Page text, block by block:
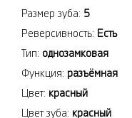
Размер зуба: 5
Реверсивность: Есть
Тип: однозамковая
Функция: разъёмная
Цвет: красный
Цвет зуба: красный